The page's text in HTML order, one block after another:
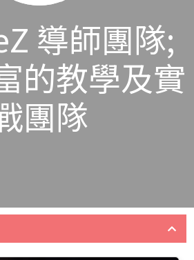
導師團隊;
的教學及實
團隊